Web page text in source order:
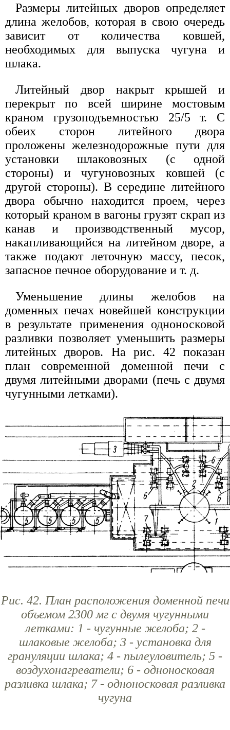
Размеры литейных дворов определяет
длина желобов, которая в свою очередь
зависит от количества ковшей,
необходимых для выпуска чугуна и
шлака.
Литейный двор накрыт крышей и
перекрыт по всей ширине мостовым
краном грузоподъемностью 25/5 т. С
обеих сторон литейного двора
проложены железнодорожные пути для
установки шлаковозных (с одной
стороны) и чугуновозных ковшей (с
другой стороны). В середине литейного
двора обычно находится проем, через
который краном в вагоны грузят скрап из
канав и производственный мусор,
накапливающийся на литейном дворе, а
также подают леточную массу, песок,
запасное печное оборудование и т. д.
Уменьшение длины желобов на
доменных печах новейшей конструкции
в результате применения одноносковой
разливки позволяет уменьшить размеры
литейных дворов. На рис. 42 показан
план современной доменной печи с
двумя литейными дворами (печь с двумя
чугунными летками).
Рис. 42. План расположения доменной печи
объемом 2300 мг с двумя чугунными
летками: 1 - чугунные желоба; 2 -
шлаковые желоба; 3 - установка для
грануляции шлака; 4 - пылеуловитель; 5 -
воздухонагреватели; 6 - одноносковая
разливка шлака; 7 - одноносковая разливка
чугуна